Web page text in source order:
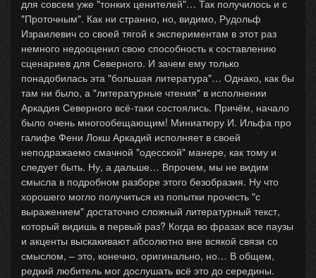
для совсем уже "тонких ценителей"… Так получилось и с
"Проточным". Как ни странно, но, видимо, Рудольф
Израилевич со своей тягой к экспериментам в этот раз
немного недооценил свою способность к составлению
сценариев для Северного. И зачем ему только
понадобилась эта "большая литература"… Однако, как бы
там ни было, а "литературные чтения" в исполнении
Аркадия Северного всё-таки состоялись. Причём, начало
было очень многообещающим! Миниатюру И. Ильфа про
галифе Фени Локш Аркадий исполняет в своей
неподражаемо смачной "одесской" манере, как тому и
следует быть. Ну, а дальше… Впрочем, мы не видим
смысла в подробном разборе этого безобразия. Ну что
хорошего могло получиться из попытки прочесть "с
выражением" достаточно сложный литературный текст,
который видишь в первый раз? Когда во фразах все паузы
и акценты выскакивают абсолютно вне всякой связи со
смыслом, – это, конечно, оригинально, но… В общем,
редкий любитель мог дослушать всё это до середины.